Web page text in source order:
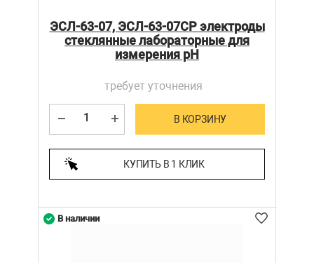
ЭСЛ-63-07, ЭСЛ-63-07СР электроды
стеклянные лабораторные для
измерения рН
требует уточнения
В КОРЗИНУ
КУПИТЬ В 1 КЛИК
В наличии